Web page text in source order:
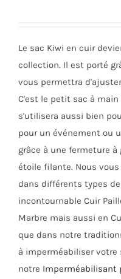
sur
page
Le sac Kiwi en cuir
collection. Il est porté
vous permettra
C'est le petit sac à
s'utilisera aussi bien
pour un événement ou
grâce à une fermeture
étoile filante. Nous
dans différents types
incontournable Cuir
Marbre mais aussi en
que dans notre
à imperméabiliser votre
notre Imperméabilisant